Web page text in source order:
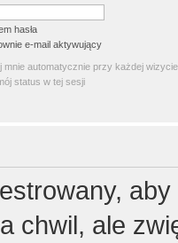
hasła
e-mail aktywujący
mnie automatycznie przy każdej wizycie
status w tej sesji
chwil, ale